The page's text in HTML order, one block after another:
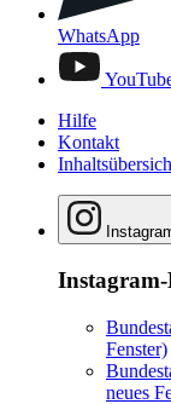
WhatsApp
Hilfe
Kontakt
Fenster)
neues